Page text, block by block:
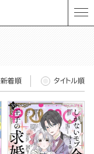
新着順 タイトル順